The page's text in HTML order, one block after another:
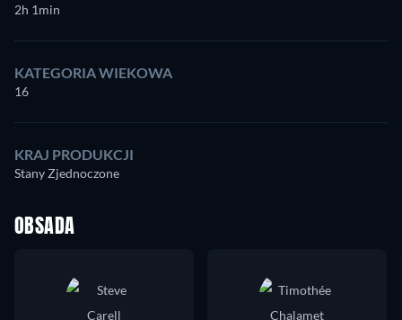
2h 1min
KATEGORIA WIEKOWA
16
KRAJ PRODUKCJI
Stany Zjednoczone
OBSADA